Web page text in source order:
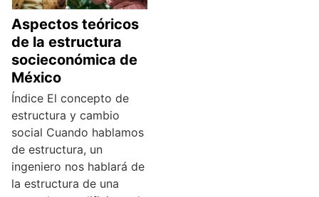
Aspectos teóricos
de la estructura
socieconómica de
México
Índice El concepto de
estructura y cambio
social Cuando hablamos
de estructura, un
ingeniero nos hablará de
la estructura de una